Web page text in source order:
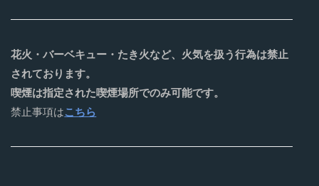
花火・バーベキュー・たき火など、火気を扱う行為は禁止
されております。
喫煙は指定された喫煙場所でのみ可能です。
禁止事項はこちら